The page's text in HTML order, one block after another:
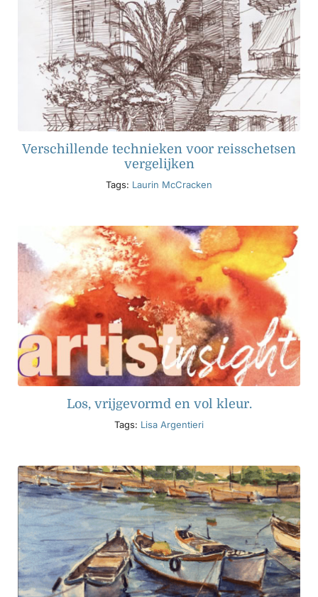
Verschillende technieken voor reisschetsen
vergelijken
Tags: Laurin McCracken
Los, vrijgevormd en vol kleur.
Tags: Lisa Argentieri